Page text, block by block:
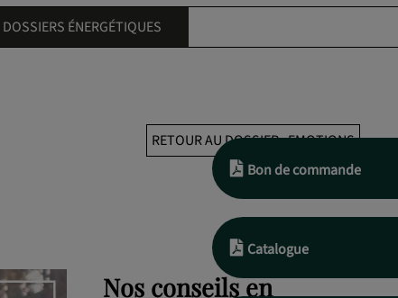
DOSSIERS ÉNERGÉTIQUES
RETOUR AU DOSSIER : EMOTIONS
Nos conseils en
Bon de commande
Catalogue